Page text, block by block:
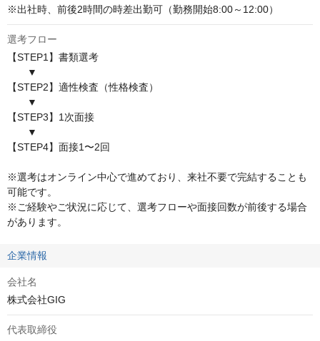
※出社時、前後2時間の時差出勤可（勤務開始8:00～12:00）
選考フロー
【STEP1】書類選考
▼
【STEP2】適性検査（性格検査）
▼
【STEP3】1次面接
▼
【STEP4】面接1〜2回
※選考はオンライン中心で進めており、来社不要で完結することも
可能です。
※ご経験やご状況に応じて、選考フローや面接回数が前後する場合
があります。
企業情報
会社名
株式会社GIG
代表取締役